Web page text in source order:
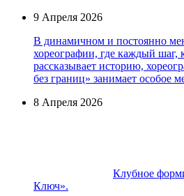
9 Апреля 2026
В динамичном и постоянно
хореографии, где каждый шаг,
рассказывает историю,
без границ» занимает особое
8 Апреля 2026
Клубное
Ключ».